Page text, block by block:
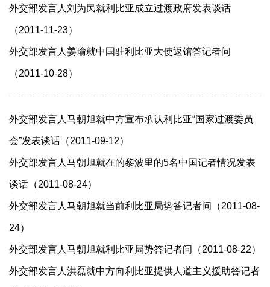
外交部发言人刘为民就利比亚成立过渡政府发表谈话
（2011-11-23）
外交部发言人姜瑜就中国驻利比亚大使返馆答记者问
（2011-10-28）
外交部发言人马朝旭就中方宣布承认利比亚“国家过渡委员
会”发表谈话（2011-09-12）
外交部发言人马朝旭就在的黎波里的5名中国记者情况发表
谈话（2011-08-24）
外交部发言人马朝旭就当前利比亚局势答记者问（2011-08-
24）
外交部发言人马朝旭就利比亚局势答记者问（2011-08-22）
外交部发言人洪磊就中方向利比亚提供人道主义援助答记者